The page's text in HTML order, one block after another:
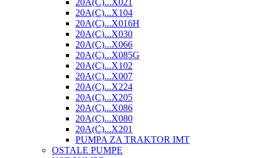
20A(C)...X021
20A(C)...X104
20A(C)...X016H
20A(C)...X030
20A(C)...X066
20A(C)...X085G
20A(C)...X102
20A(C)...X007
20A(C)...X224
20A(C)...X205
20A(C)...X086
20A(C)...X080
20A(C)...X201
PUMPA ZA TRAKTOR IMT
OSTALE PUMPE